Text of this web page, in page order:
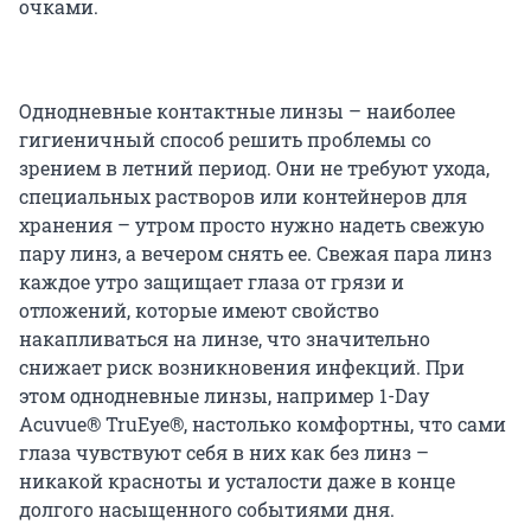
очками.
Однодневные контактные линзы – наиболее
гигиеничный способ решить проблемы со
зрением в летний период. Они не требуют ухода,
специальных растворов или контейнеров для
хранения – утром просто нужно надеть свежую
пару линз, а вечером снять ее. Свежая пара линз
каждое утро защищает глаза от грязи и
отложений, которые имеют свойство
накапливаться на линзе, что значительно
снижает риск возникновения инфекций. При
этом однодневные линзы, например 1-Day
Acuvue® TruEye®, настолько комфортны, что сами
глаза чувствуют себя в них как без линз –
никакой красноты и усталости даже в конце
долгого насыщенного событиями дня.